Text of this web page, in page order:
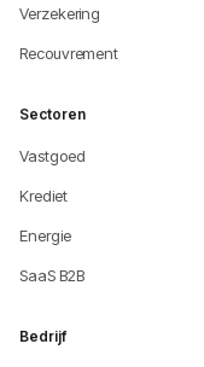
Verzekering
Recouvrement
Sectoren
Vastgoed
Krediet
Energie
SaaS B2B
Bedrijf